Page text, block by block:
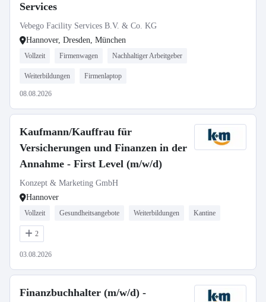
Services
Vebego Facility Services B.V. & Co. KG
Hannover, Dresden, München
Vollzeit Firmenwagen Nachhaltiger Arbeitgeber
Weiterbildungen Firmenlaptop
08.08.2026
Kaufmann/Kauffrau für
Versicherungen und Finanzen in der
Annahme - First Level (m/w/d)
Konzept & Marketing GmbH
Hannover
Vollzeit Gesundheitsangebote Weiterbildungen Kantine
2
03.08.2026
Finanzbuchhalter (m/w/d) -